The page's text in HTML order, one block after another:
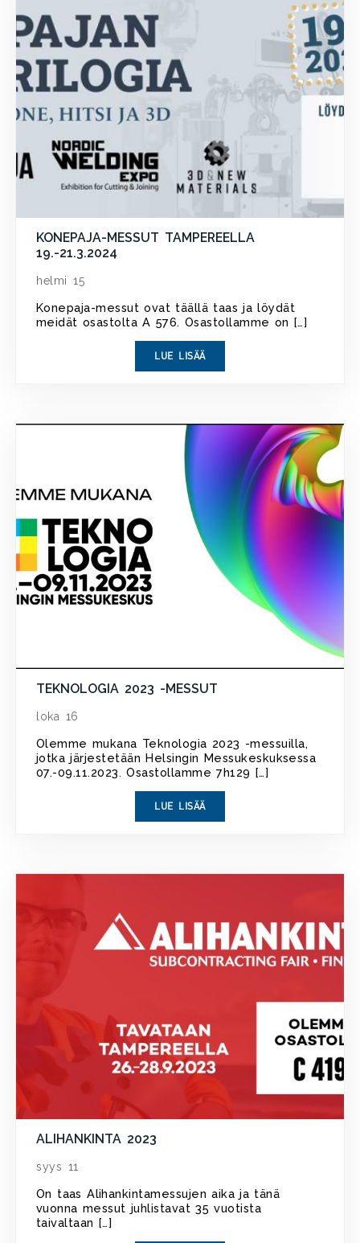
KONEPAJA-MESSUT TAMPEREELLA
19.-21.3.2024
helmi 15
Konepaja-messut ovat täällä taas ja löydät
meidät osastolta A 576. Osastollamme on […]
LUE LISÄÄ
TEKNOLOGIA 2023 -MESSUT
loka 16
Olemme mukana Teknologia 2023 -messuilla,
jotka järjestetään Helsingin Messukeskuksessa
07.-09.11.2023. Osastollamme 7h129 […]
LUE LISÄÄ
ALIHANKINTA 2023
syys 11
On taas Alihankintamessujen aika ja tänä
vuonna messut juhlistavat 35 vuotista
taivaltaan […]